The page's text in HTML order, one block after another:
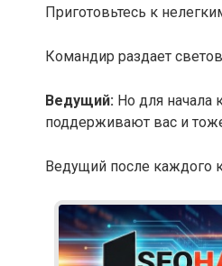
Приготовьтесь к
Командир раздает
Ведущий: Но для начала
поддерживают вас и
Ведущий после каждого